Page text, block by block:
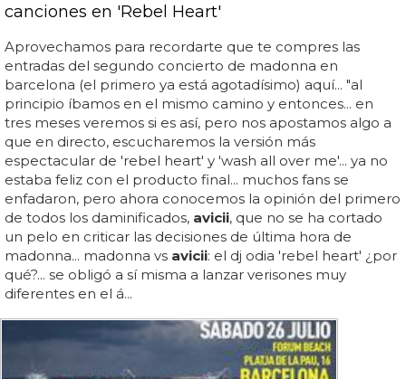
canciones en 'Rebel Heart'
Aprovechamos para recordarte que te compres las
entradas del segundo concierto de madonna en
barcelona (el primero ya está agotadísimo) aquí... "al
principio íbamos en el mismo camino y entonces... en
tres meses veremos si es así, pero nos apostamos algo a
que en directo, escucharemos la versión más
espectacular de 'rebel heart' y 'wash all over me'... ya no
estaba feliz con el producto final... muchos fans se
enfadaron, pero ahora conocemos la opinión del primero
de todos los daminificados, avicii, que no se ha cortado
un pelo en criticar las decisiones de última hora de
madonna... madonna vs avicii: el dj odia 'rebel heart' ¿por
qué?... se obligó a sí misma a lanzar verisones muy
diferentes en el á...